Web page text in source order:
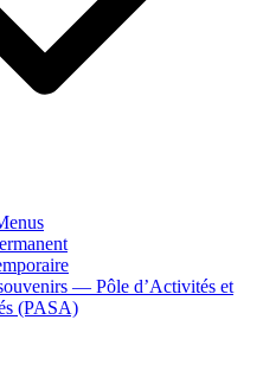
— Pôle d’Activités et
(PASA)